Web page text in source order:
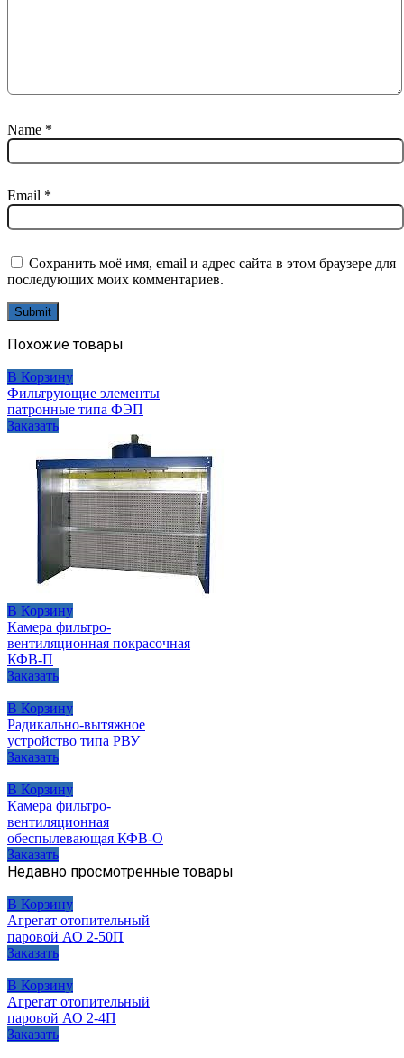
Name *
Email *
Сохранить моё имя, email и адрес сайта в этом браузере для
последующих моих комментариев.
Похожие товары
В Корзину
Фильтрующие элементы
патронные типа ФЭП
Заказать
В Корзину
Камера фильтро-
вентиляционная покрасочная
КФВ-П
Заказать
В Корзину
Радикально-вытяжное
устройство типа РВУ
Заказать
В Корзину
Камера фильтро-
вентиляционная
обеспылевающая КФВ-О
Заказать
Недавно просмотренные товары
В Корзину
Агрегат отопительный
паровой АО 2-50П
Заказать
В Корзину
Агрегат отопительный
паровой АО 2-4П
Заказать